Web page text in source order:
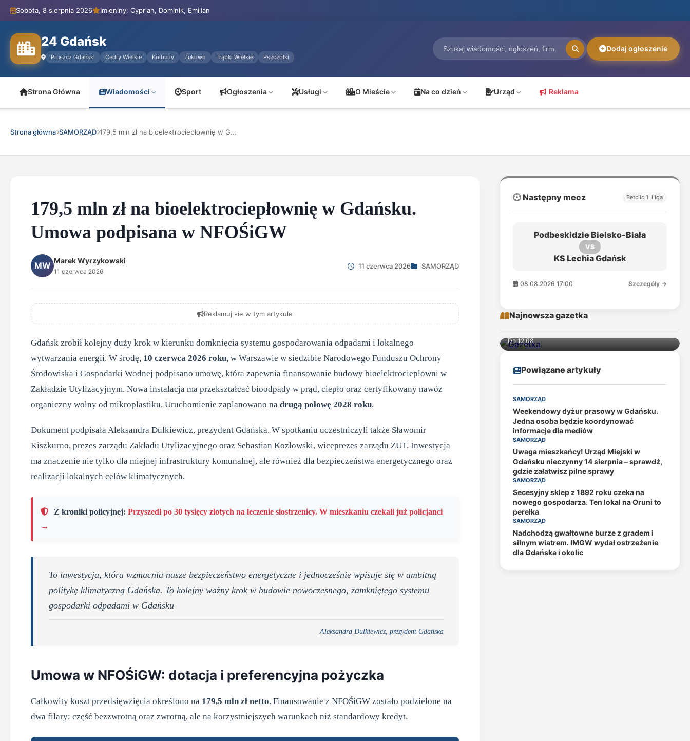
Sobota, 8 sierpnia 2026 Imieniny: Cyprian, Dominik, Emilian
24 Gdańsk
Pruszcz Gdański Cedry Wielkie Kolbudy Żukowo Trąbki Wielkie Pszczółki
Dodaj ogłoszenie
Strona Główna Wiadomości Sport Ogłoszenia Usługi O Mieście Na co dzień Urząd Reklama
Strona główna SAMORZĄD 179,5 mln zł na bioelektrociepłownię w G...
179,5 mln zł na bioelektrociepłownię w Gdańsku.
Umowa podpisana w NFOŚiGW
MW Marek Wyrzykowski
11 czerwca 2026
11 czerwca 2026 SAMORZĄD
Reklamuj sie w tym artykule
Gdańsk zrobił kolejny duży krok w kierunku domknięcia systemu gospodarowania odpadami i lokalnego
wytwarzania energii. W środę, 10 czerwca 2026 roku, w Warszawie w siedzibie Narodowego Funduszu Ochrony
Środowiska i Gospodarki Wodnej podpisano umowę, która zapewnia finansowanie budowy bioelektrociepłowni w
Zakładzie Utylizacyjnym. Nowa instalacja ma przekształcać bioodpady w prąd, ciepło oraz certyfikowany nawóz
organiczny wolny od mikroplastiku. Uruchomienie zaplanowano na drugą połowę 2028 roku.
Dokument podpisała Aleksandra Dulkiewicz, prezydent Gdańska. W spotkaniu uczestniczyli także Sławomir
Kiszkurno, prezes zarządu Zakładu Utylizacyjnego oraz Sebastian Kozłowski, wiceprezes zarządu ZUT. Inwestycja
ma znaczenie nie tylko dla miejnej infrastruktury komunalnej, ale również dla bezpieczeństwa energetycznego oraz
realizacji lokalnych celów klimatycznych.
Z kroniki policyjnej: Przyszedł po 30 tysięcy złotych na leczenie siostrzenicy. W mieszkaniu czekali już policjanci
→
To inwestycja, która wzmacnia nasze bezpieczeństwo energetyczne i jednocześnie wpisuje się w ambitną
politykę klimatyczną Gdańska. To kolejny ważny krok w budowie nowoczesnego, zamkniętego systemu
gospodarki odpadami w Gdańsku
Aleksandra Dulkiewicz, prezydent Gdańska
Umowa w NFOŚiGW: dotacja i preferencyjna pożyczka
Całkowity koszt przedsięwzięcia określono na 179,5 mln zł netto. Finansowanie z NFOŚiGW zostało podzielone na
dwa filary: część bezzwrotną oraz zwrotną, ale na korzystniejszych warunkach niż standardowy kredyt.
Następny mecz Betclic 1. Liga
Podbeskidzie Bielsko-Biała
VS
KS Lechia Gdańsk
08.08.2026 17:00 Szczegóły →
Najnowsza gazetka
Do 12.08
Powiązane artykuły
SAMORZĄD
Weekendowy dyżur prasowy w Gdańsku.
Jedna osoba będzie koordynować
informacje dla mediów
SAMORZĄD
Uwaga mieszkańcy! Urząd Miejski w
Gdańsku nieczynny 14 sierpnia – sprawdź,
gdzie załatwisz pilne sprawy
SAMORZĄD
Secesyjny sklep z 1892 roku czeka na
nowego gospodarza. Ten lokal na Oruni to
perełka
SAMORZĄD
Nadchodzą gwałtowne burze z gradem i
silnym wiatrem. IMGW wydał ostrzeżenie
dla Gdańska i okolic